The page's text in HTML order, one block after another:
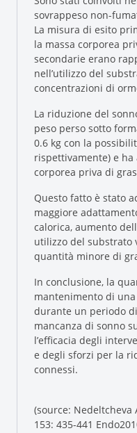
Research and Quality
News
Gallery
sovrappeso non-
La misura di esito
la massa corporea
secondarie erano
nell’utilizzo del
concentrazioni di
La riduzione del
peso perso sotto
0.6 kg con la
rispettivamente) e
corporea priva di
Questo fatto è stato
maggiore
calorica, aumento
utilizzo del substrato
quantità minore di
In conclusione, la
mantenimento di
durante un periodo
mancanza di sonno
l’efficacia degli
e degli sforzi per la
connessi.
(source: Nedeltcheva
153: 435-441